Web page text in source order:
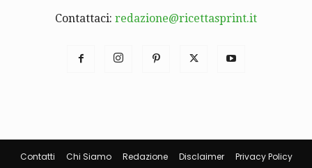
Contattaci: redazione@ricettasprint.it
Contatti Chi Siamo Redazione Disclaimer Privacy Policy